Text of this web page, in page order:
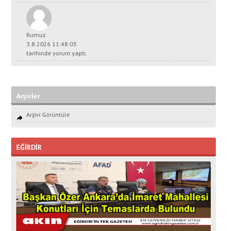
Rumuz
3.8.2026 11:48:03
tarihinde yorum yaptı.
Arşivler
Arşivi Görüntüle
EĞİRDİR